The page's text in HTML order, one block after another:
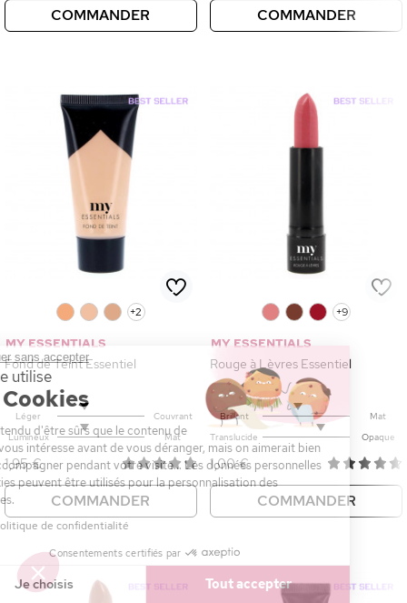
COMMANDER COMMANDER
+2
MY ESSENTIALS
Fond de Teint Essentiel
Léger
Couvrant
Lumineux
Mat
1,95 €
COMMANDER
+9
MY ESSENTIALS
Rouge à Lèvres Essentiel
Brillant
Mat
Translucide
Opaque
1,00 €
COMMANDER
Continuer sans accepter
Ce site utilise
des Cookies
On a attendu d'être sûrs que le contenu de
ce site vous intéresse avant de vous déranger, mais on aimerait bien
vous accompagner pendant votre visite... Les données personnelles
et cookies peuvent être utilisés pour la personnalisation des
annonces.
Lire la politique de confidentialité
Consentements certifiés par
Je choisis Tout accepter